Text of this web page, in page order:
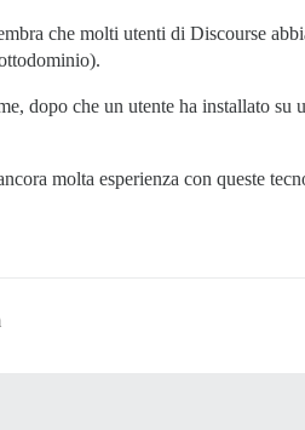
che molti utenti di Discourse
dopo che un utente ha installato
molta esperienza con queste